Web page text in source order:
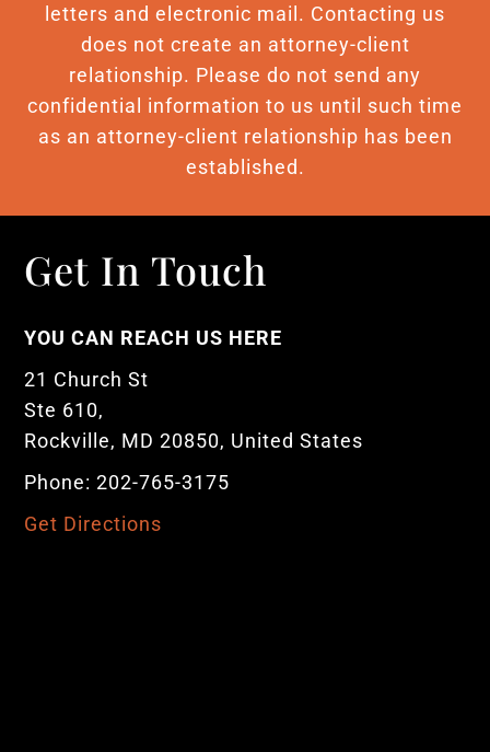
letters and electronic mail. Contacting us
does not create an attorney-client
relationship. Please do not send any
confidential information to us until such time
as an attorney-client relationship has been
established.
Get In Touch
YOU CAN REACH US HERE
21 Church St
Ste 610,
Rockville, MD 20850, United States
Phone: 202-765-3175
Get Directions